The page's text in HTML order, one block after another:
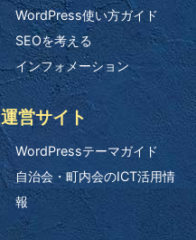
WordPress使い方ガイド
SEOを考える
インフォメーション
運営サイト
WordPressテーマガイド
自治会・町内会のICT活用情
報